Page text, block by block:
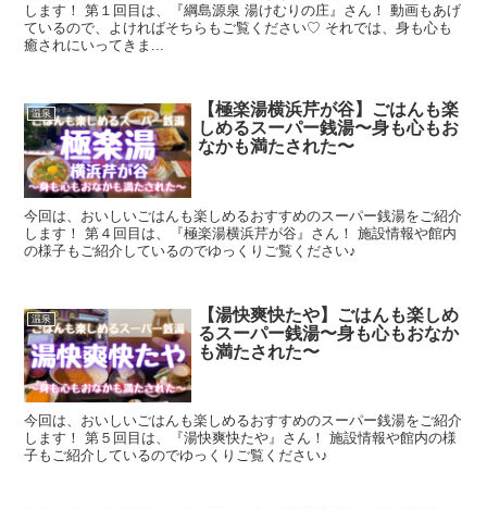
します！ 第１回目は、『綱島源泉 湯けむりの庄』さん！ 動画もあげ
ているので、よければそちらもご覧ください♡ それでは、身も心も
癒されにいってきま...
温泉
【極楽湯横浜芹が谷】ごはんも楽
しめるスーパー銭湯〜身も心もお
なかも満たされた〜
今回は、おいしいごはんも楽しめるおすすめのスーパー銭湯をご紹介
します！ 第４回目は、『極楽湯横浜芹が谷』さん！ 施設情報や館内
の様子もご紹介しているのでゆっくりご覧ください♪
温泉
【湯快爽快たや】ごはんも楽しめ
るスーパー銭湯〜身も心もおなか
も満たされた〜
今回は、おいしいごはんも楽しめるおすすめのスーパー銭湯をご紹介
します！ 第５回目は、『湯快爽快たや』さん！ 施設情報や館内の様
子もご紹介しているのでゆっくりご覧ください♪